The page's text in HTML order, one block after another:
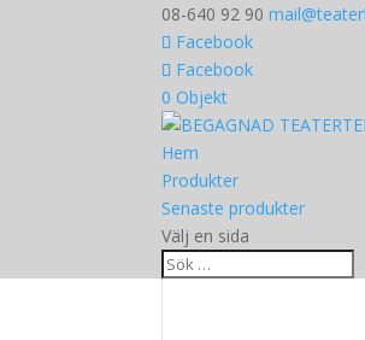
08-640 92 90
Facebook
Facebook
0 Objekt
Hem
Produkter
Senaste produkter
Välj en sida